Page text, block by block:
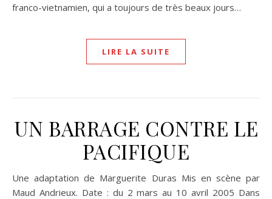
franco-vietnamien, qui a toujours de très beaux jours…
LIRE LA SUITE
UN BARRAGE CONTRE LE
PACIFIQUE
Une adaptation de Marguerite Duras Mis en scène par
Maud Andrieux. Date : du 2 mars au 10 avril 2005 Dans